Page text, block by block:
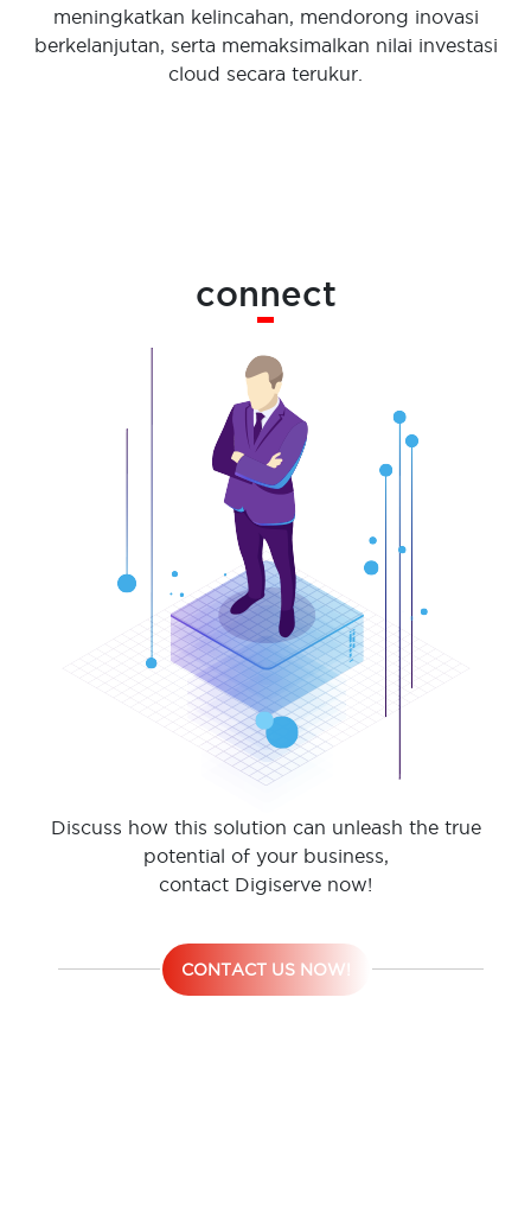
meningkatkan kelincahan, mendorong inovasi
berkelanjutan, serta memaksimalkan nilai investasi
cloud secara terukur.
connect
Discuss how this solution can unleash the true
potential of your business,
contact Digiserve now!
CONTACT US NOW!